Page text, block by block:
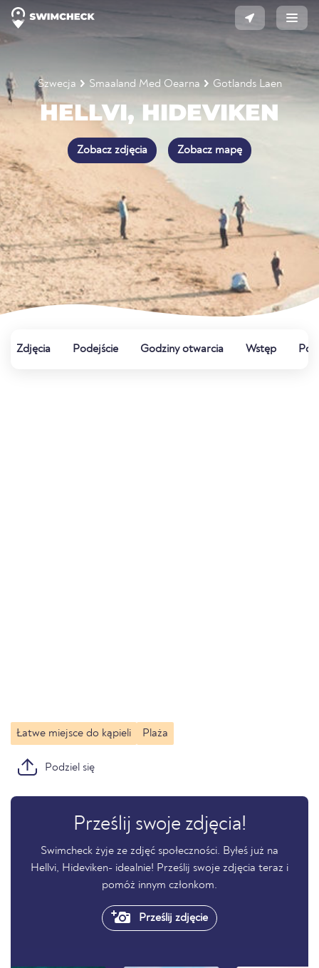
Szwecja Smaaland Med Oearna Gotlands Laen
HELLVI, HIDEVIKEN
Zobacz zdjęcia Zobacz mapę
Zdjęcia Podejście Godziny otwarcia Wstęp
Łatwe miejsce do kąpieli Plaża
Podziel się
Prześlij swoje zdjęcia!
Swimcheck żyje ze zdjęć społeczności. Byłeś już na
Hellvi, Hideviken- idealnie! Prześlij swoje zdjęcia teraz i
pomóż innym członkom.
Prześlij zdjęcie